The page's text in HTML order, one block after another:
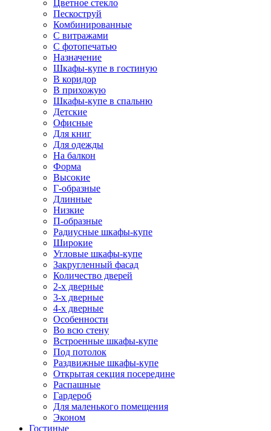
Цветное стекло
Пескоструй
Комбинированные
С витражами
С фотопечатью
Назначение
Шкафы-купе в гостиную
В коридор
В прихожую
Шкафы-купе в спальню
Детские
Офисные
Для книг
Для одежды
На балкон
Форма
Высокие
Г-образные
Длинные
Низкие
П-образные
Радиусные шкафы-купе
Широкие
Угловые шкафы-купе
Закругленный фасад
Количество дверей
2-х дверные
3-х дверные
4-х дверные
Особенности
Во всю стену
Встроенные шкафы-купе
Под потолок
Раздвижные шкафы-купе
Открытая секция посередине
Распашные
Гардероб
Для маленького помещения
Эконом
Гостиные